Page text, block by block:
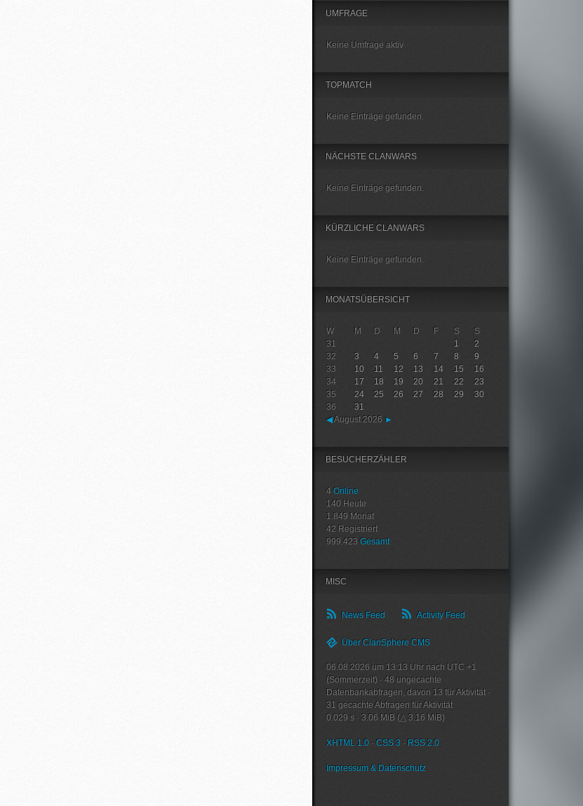
UMFRAGE
Keine Umfrage aktiv
TOPMATCH
Keine Einträge gefunden.
NÄCHSTE CLANWARS
Keine Einträge gefunden.
KÜRZLICHE CLANWARS
Keine Einträge gefunden.
MONATSÜBERSICHT
W M D M D F S
S
31
1
2
32
3 4 5 6 7 8
9
33
10 11 12 13 14 15
16
34
17 18 19 20 21 22
23
35
24 25 26 27 28 29
30
36
31
◀August 2026 ►
BESUCHERZÄHLER
4 Online
140 Heute
1.849 Monat
42 Registriert
999.423 Gesamt
MISC
News Feed Activity Feed
Über ClanSphere CMS
06.08.2026 um 13:13 Uhr nach UTC +1
(Sommerzeit) · 48 ungecachte
Datenbankabfragen, davon 13 für Aktivität ·
31 gecachte Abfragen für Aktivität
0.029 s · 3.06 MiB (△ 3.16 MiB)
XHTML 1.0 · CSS 3 · RSS 2.0
Impressum & Datenschutz